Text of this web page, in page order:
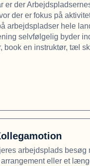
er der
der er fokus på
arbejdspladser hele
selvfølgelig byder
book en instruktør, tæl
arbejdsplads besøg
eller et